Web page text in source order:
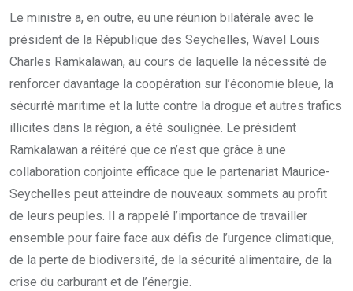
Le ministre a, en outre, eu une réunion bilatérale avec le
président de la République des Seychelles, Wavel Louis
Charles Ramkalawan, au cours de laquelle la nécessité de
renforcer davantage la coopération sur l’économie bleue, la
sécurité maritime et la lutte contre la drogue et autres trafics
illicites dans la région, a été soulignée. Le président
Ramkalawan a réitéré que ce n’est que grâce à une
collaboration conjointe efficace que le partenariat Maurice-
Seychelles peut atteindre de nouveaux sommets au profit
de leurs peuples. Il a rappelé l’importance de travailler
ensemble pour faire face aux défis de l’urgence climatique,
de la perte de biodiversité, de la sécurité alimentaire, de la
crise du carburant et de l’énergie.